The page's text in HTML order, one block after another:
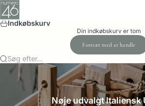
Spring til indhold
Numero-46
Indkøbskurv
Din indkøbskurv er tom
Fortsæt med at handle
Søg efter...
Nøje udvalgt Italiensk